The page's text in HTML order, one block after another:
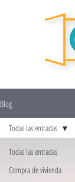
Blog
Todas las entradas
Compra de vivienda
Todas las entradas